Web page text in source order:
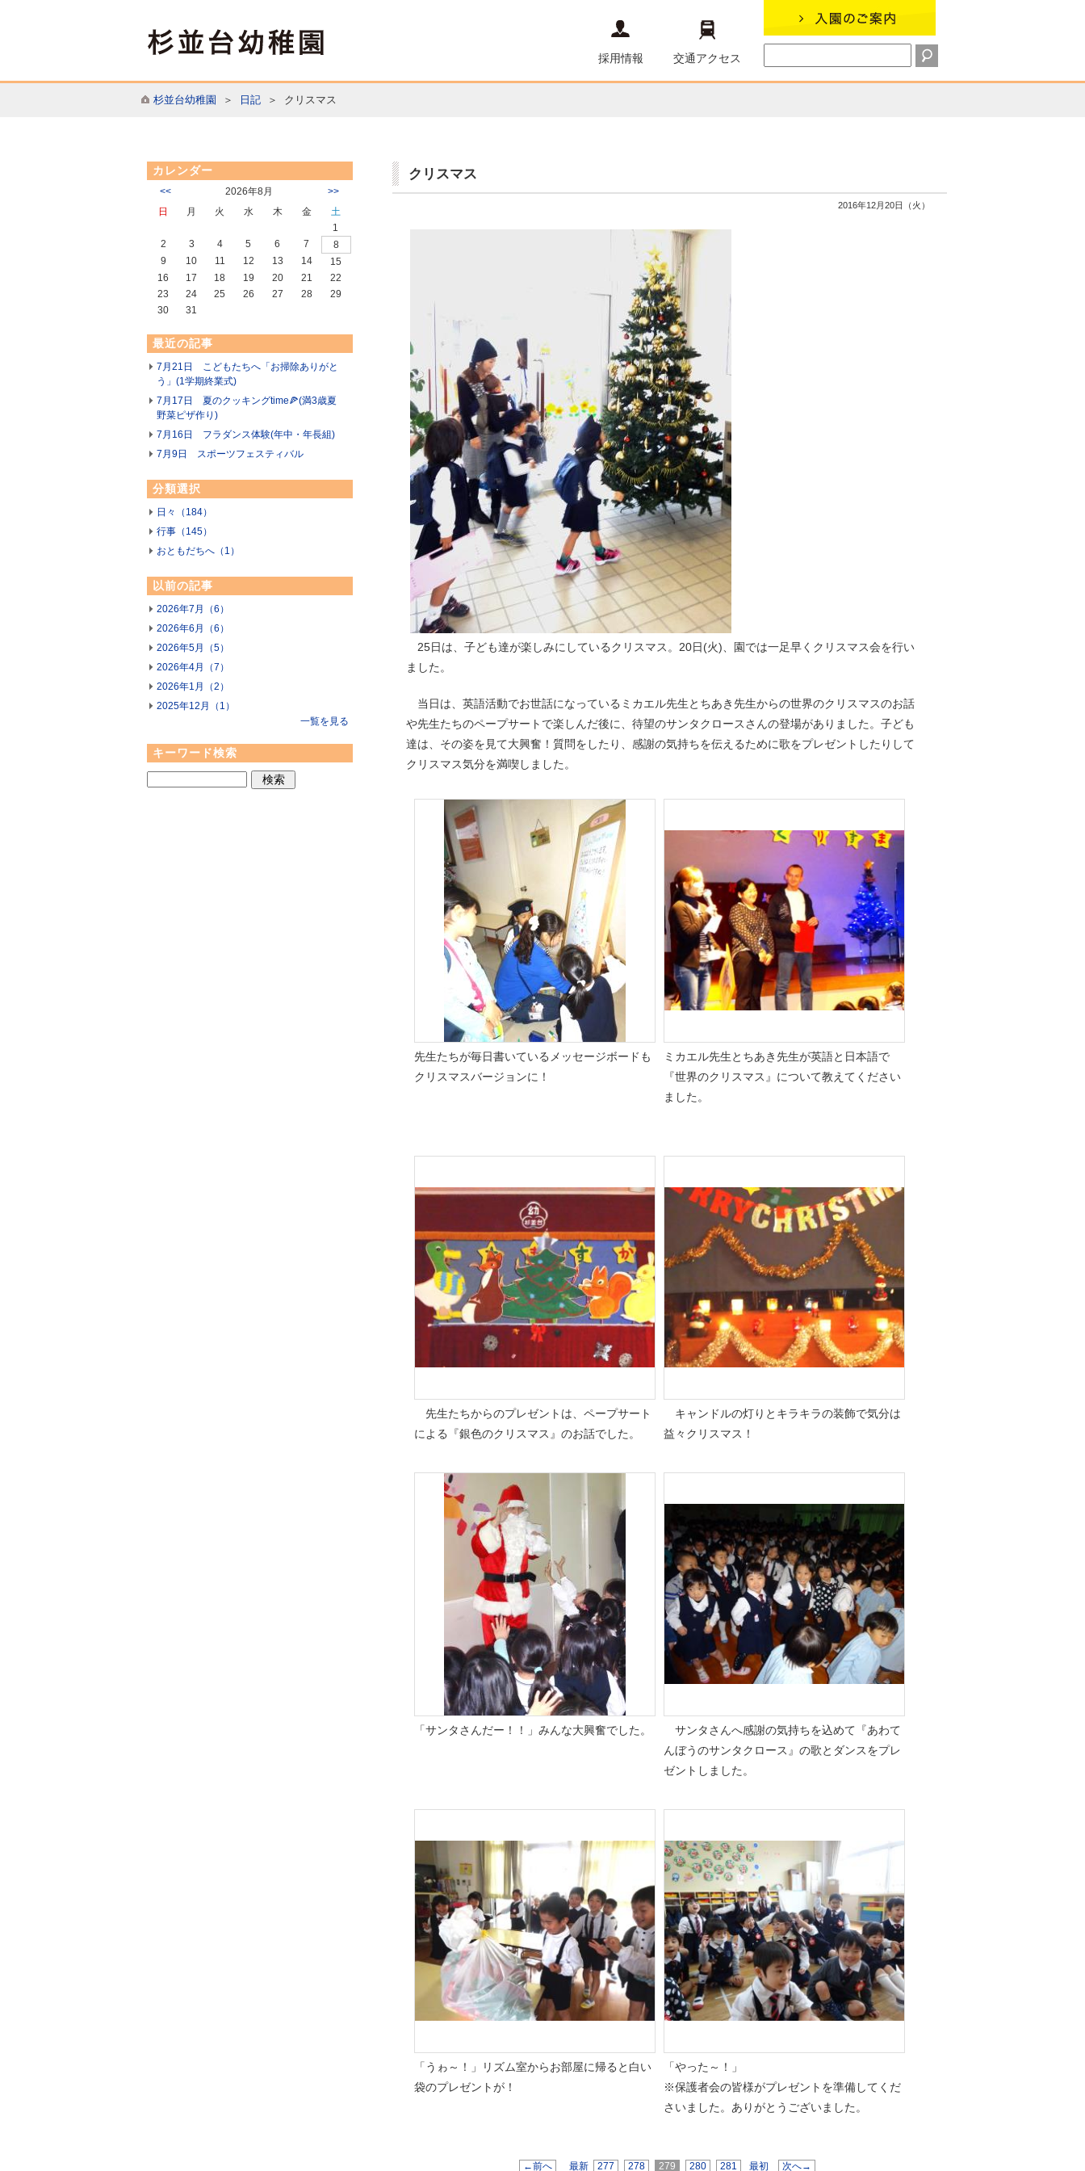
採用情報 交通アクセス
杉並台幼稚園 ＞ 日記＞ クリスマス
カレンダー
<< 2026年8月 >>
日 月 火 水 木 金
土
1
2
3 4 5 6 7
8
9
10 11 12 13 14
15
16
17 18 19 20 21
22
23
24 25 26 27 28
29
30
31
最近の記事
7月21日 こどもたちへ「お掃除ありがと
う」(1学期終業式)
7月17日 夏のクッキングtime🍕(満3歳夏
野菜ピザ作り)
7月16日 フラダンス体験(年中・年長組)
7月9日 スポーツフェスティバル
分類選択
日々（184）
行事（145）
おともだちへ（1）
以前の記事
2026年7月（6）
2026年6月（6）
2026年5月（5）
2026年4月（7）
2026年1月（2）
2025年12月（1）
一覧を見る
キーワード検索
クリスマス
2016年12月20日（火）
25日は、子ども達が楽しみにしているクリスマス。20日(火)、園では一足早くクリスマス会を行い
ました。
当日は、英語活動でお世話になっているミカエル先生とちあき先生からの世界のクリスマスのお話
や先生たちのペープサートで楽しんだ後に、待望のサンタクロースさんの登場がありました。子ども
達は、その姿を見て大興奮！質問をしたり、感謝の気持ちを伝えるために歌をプレゼントしたりして
クリスマス気分を満喫しました。
先生たちが毎日書いているメッセージボードも
クリスマスバージョンに！
ミカエル先生とちあき先生が英語と日本語で
『世界のクリスマス』について教えてください
ました。
先生たちからのプレゼントは、ペープサート
による『銀色のクリスマス』のお話でした。
キャンドルの灯りとキラキラの装飾で気分は
益々クリスマス！
「サンタさんだー！！」みんな大興奮でした。
サンタさんへ感謝の気持ちを込めて『あわて
んぼうのサンタクロース』の歌とダンスをプレ
ゼントしました。
「うゎ～！」リズム室からお部屋に帰ると白い
袋のプレゼントが！
「やった～！」
※保護者会の皆様がプレゼントを準備してくだ
さいました。ありがとうございました。
←前へ 最新 277 278 279 280 281 最初 次へ→